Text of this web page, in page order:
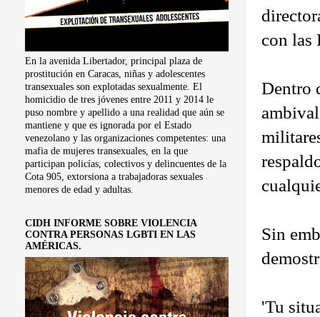
con las
Dentro
Sin
'Tu
En la avenida Libertador, principal plaza de
prostitución en Caracas, niñas y adolescentes
transexuales son explotadas sexualmente. El
homicidio de tres jóvenes entre 2011 y 2014 le
puso nombre y apellido a una realidad que aún se
mantiene y que es ignorada por el Estado
venezolano y las organizaciones competentes: una
mafia de mujeres transexuales, en la que
participan policías, colectivos y delincuentes de la
Cota 905, extorsiona a trabajadoras sexuales
menores de edad y adultas.
CIDH INFORME SOBRE VIOLENCIA
CONTRA PERSONAS LGBTI EN LAS
AMÉRICAS.